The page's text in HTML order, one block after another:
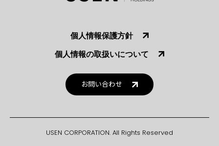
個人情報保護方針
個人情報の取扱いについて
お問い合わせ
USEN CORPORATION. All Rights Reserved